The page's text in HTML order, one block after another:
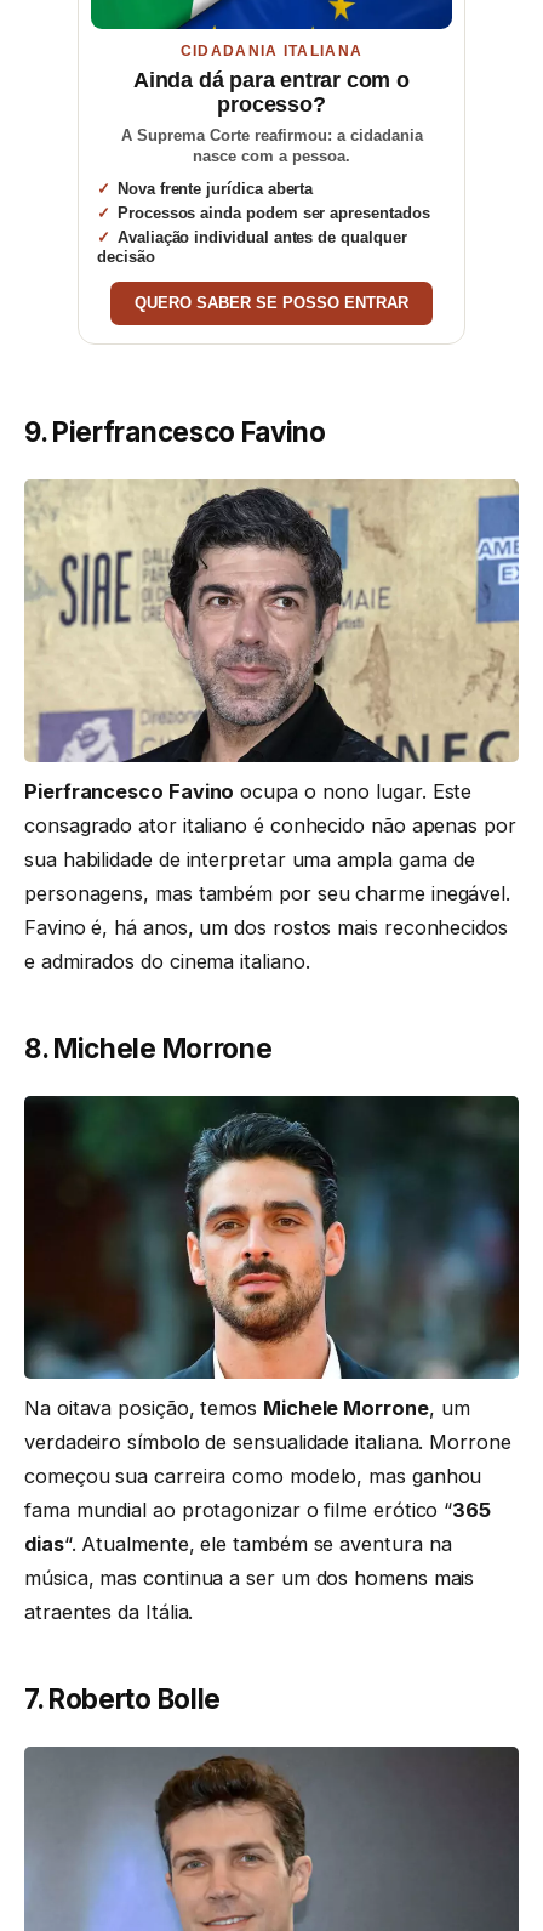
CIDADANIA ITALIANA
Ainda dá para entrar com o
processo?
A Suprema Corte reafirmou: a cidadania
nasce com a pessoa.
Nova frente jurídica aberta
Processos ainda podem ser apresentados
Avaliação individual antes de qualquer
decisão
QUERO SABER SE POSSO ENTRAR
9. Pierfrancesco Favino
Pierfrancesco Favino ocupa o nono lugar. Este
consagrado ator italiano é conhecido não apenas por
sua habilidade de interpretar uma ampla gama de
personagens, mas também por seu charme inegável.
Favino é, há anos, um dos rostos mais reconhecidos
e admirados do cinema italiano.
8. Michele Morrone
Na oitava posição, temos Michele Morrone, um
verdadeiro símbolo de sensualidade italiana. Morrone
começou sua carreira como modelo, mas ganhou
fama mundial ao protagonizar o filme erótico “365
dias“. Atualmente, ele também se aventura na
música, mas continua a ser um dos homens mais
atraentes da Itália.
7. Roberto Bolle